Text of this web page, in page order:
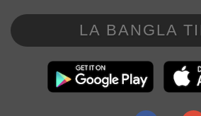
LA BANGLA